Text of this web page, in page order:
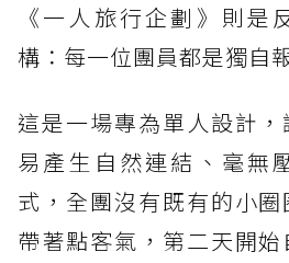
《一人旅行企劃》則是
構：每一位團員都是獨自
這是一場專為單人設計
易產生自然連結、毫無
式，全團沒有既有的小
帶著點客氣，第二天開始